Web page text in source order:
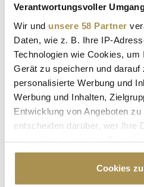
Verantwortungsvoller
Wir und unsere 58 Partner
Daten, wie z. B. Ihre IP-
Technologien wie Cookies, um
Gerät zu speichern und darauf
personalisierte Werbung und
Werbung und Inhalten,
Entwicklung von Angeboten
entscheiden darüber, wer Ihre
Cookie-Erklärung oder durch
Trigger Symbol ändern oder
Cookies